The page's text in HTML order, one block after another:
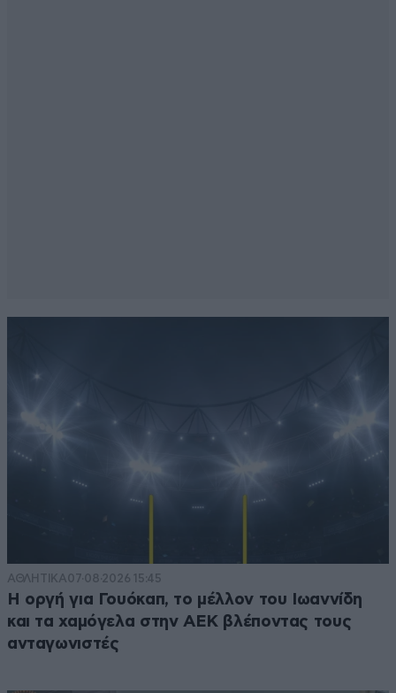
ΑΘΛΗΤΙΚΑ07·08·2026 15:45
Η οργή για Γουόκαπ, το μέλλον του Ιωαννίδη
και τα χαμόγελα στην ΑΕΚ βλέποντας τους
ανταγωνιστές